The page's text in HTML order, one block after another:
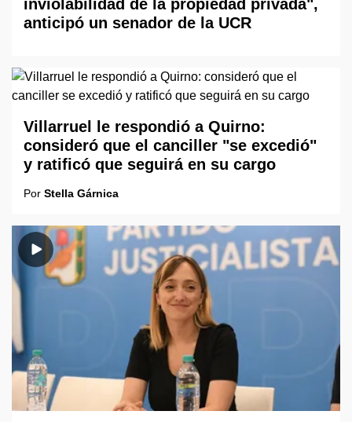
inviolabilidad de la propiedad privada",
anticipó un senador de la UCR
Villarruel le respondió a Quirno:
consideró que el canciller "se excedió"
y ratificó que seguirá en su cargo
Por Stella Gárnica